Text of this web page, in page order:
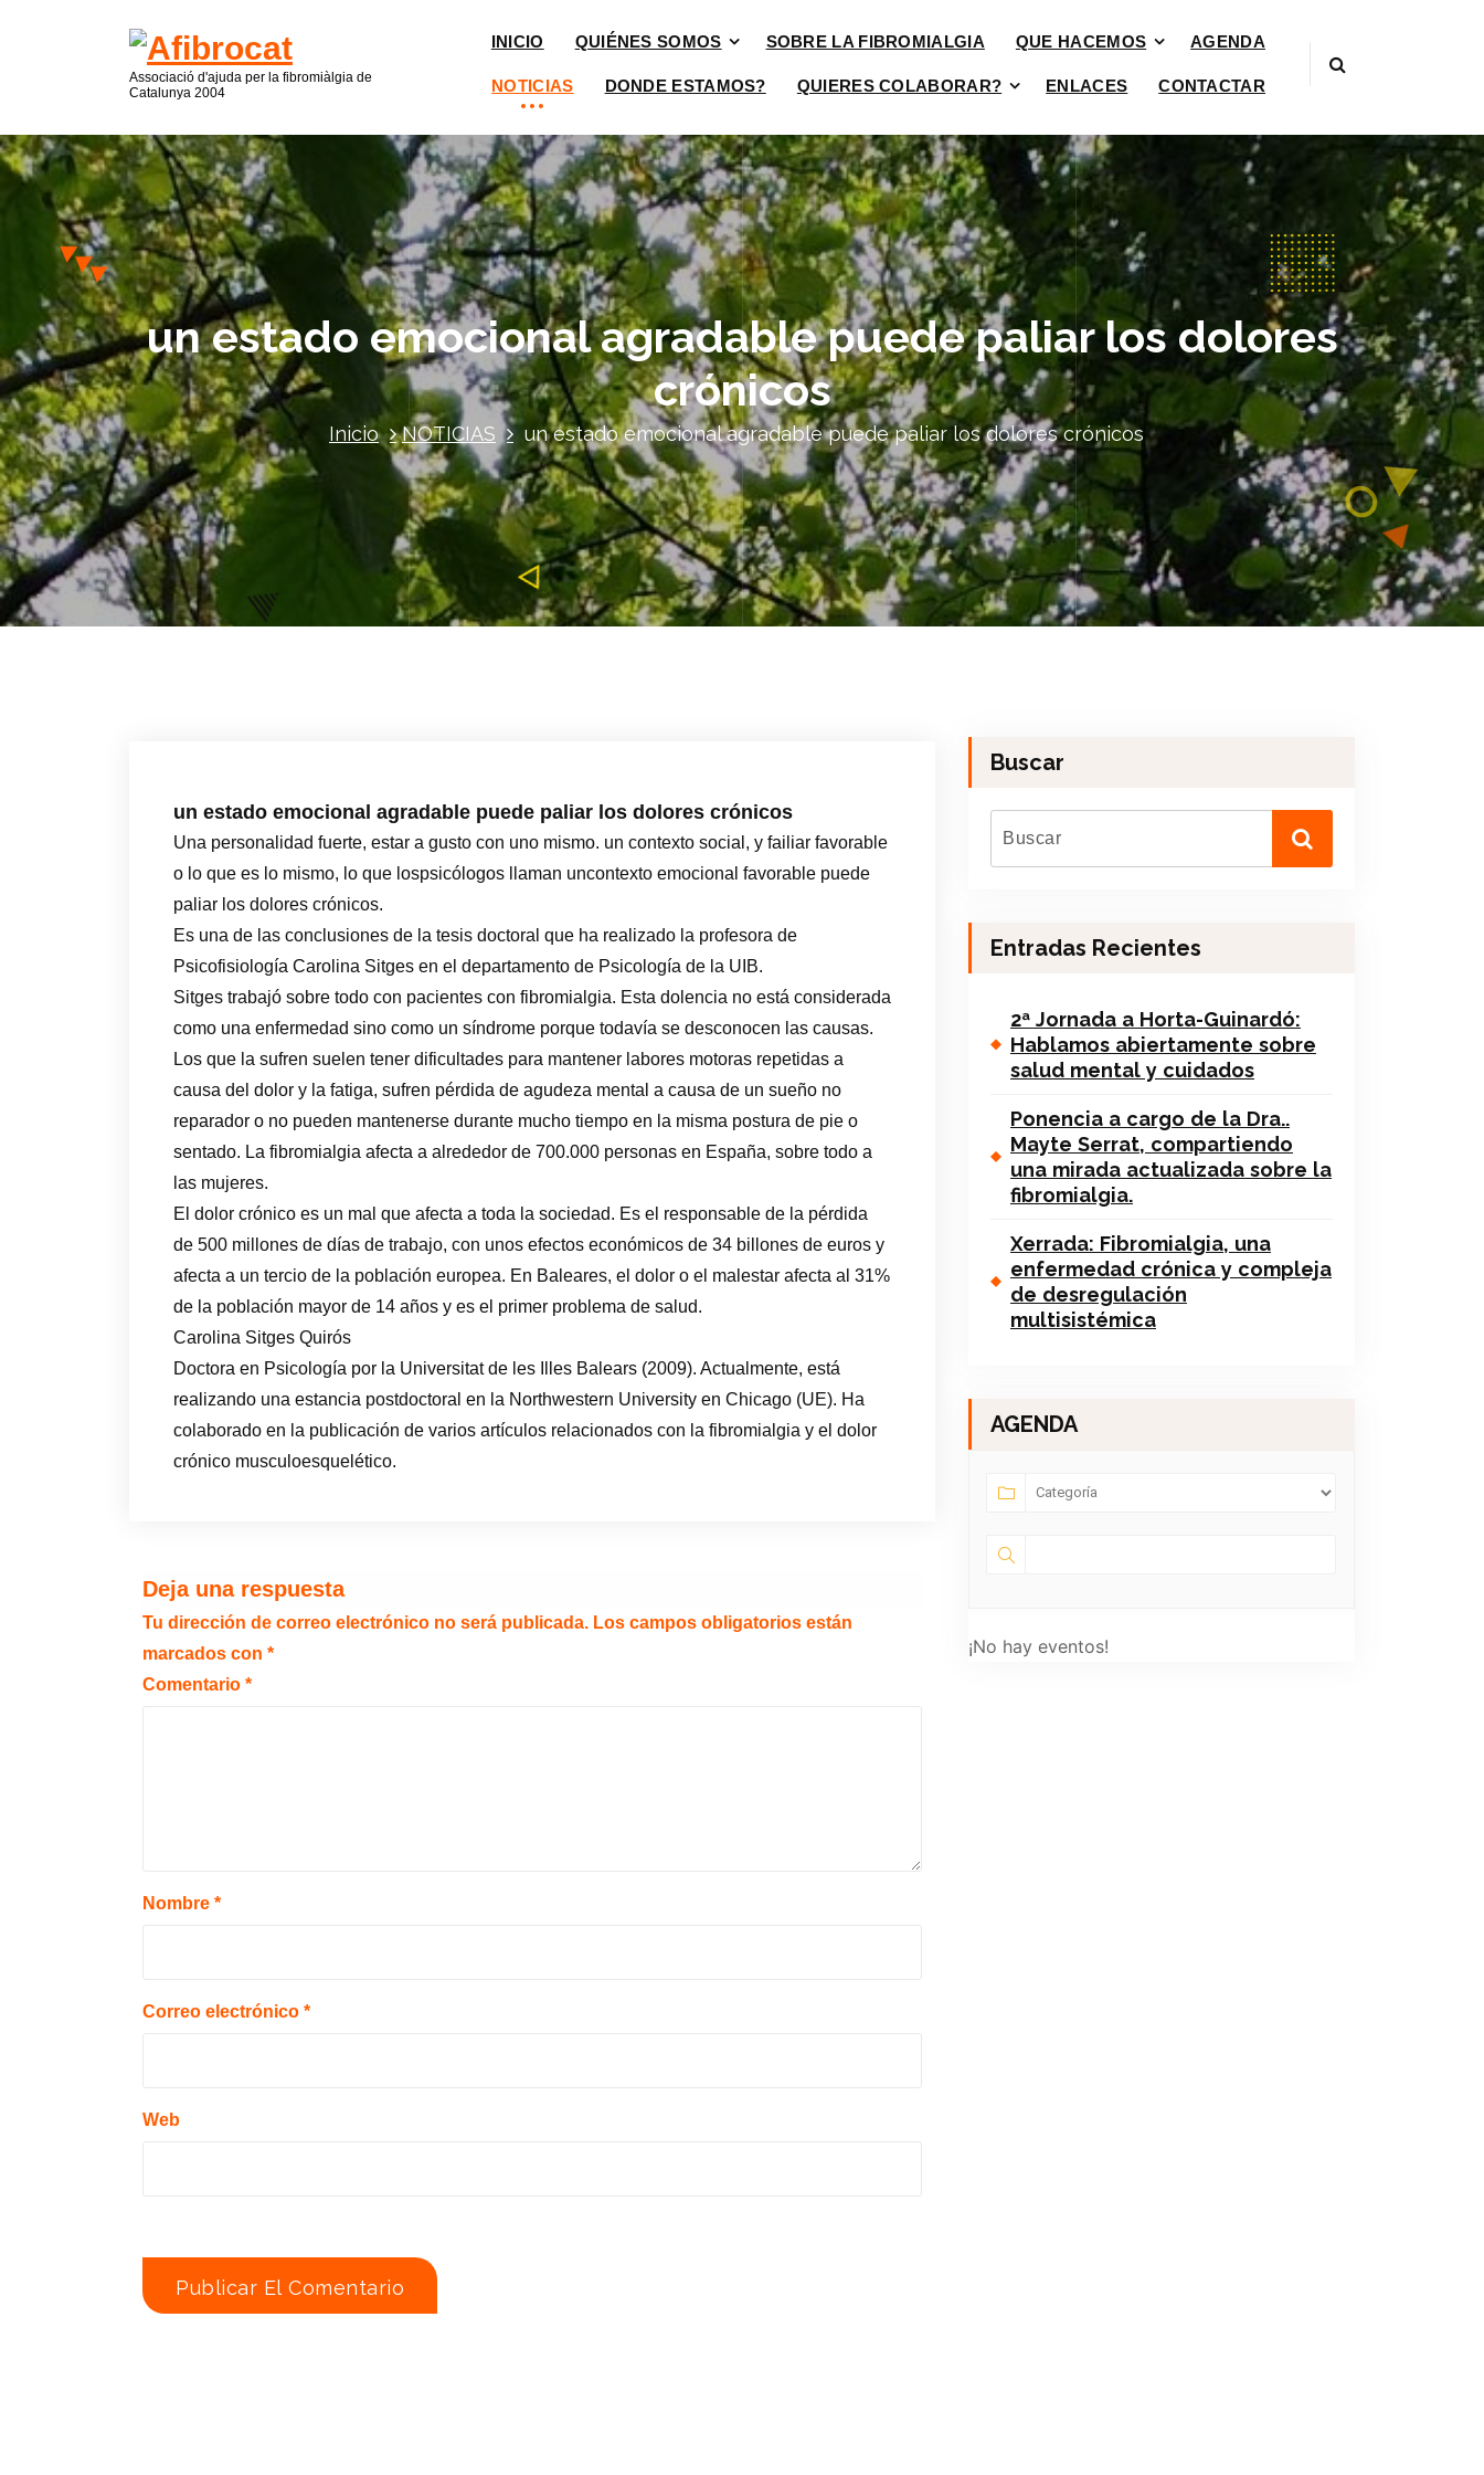
Associació d'ajuda per la fibromiàlgia de
Catalunya 2004
INICIO QUIÉNES SOMOS SOBRE LA FIBROMIALGIA QUE HACEMOS AGENDA
NOTICIAS DONDE ESTAMOS? QUIERES COLABORAR? ENLACES CONTACTAR
un estado emocional agradable puede paliar los dolores
crónicos
Inicio NOTICIAS un estado emocional agradable puede paliar los dolores crónicos
un estado emocional agradable puede paliar los dolores crónicos
Una personalidad fuerte, estar a gusto con uno mismo. un contexto social, y failiar favorable
o lo que es lo mismo, lo que lospsicólogos llaman uncontexto emocional favorable puede
paliar los dolores crónicos.
Es una de las conclusiones de la tesis doctoral que ha realizado la profesora de
Psicofisiología Carolina Sitges en el departamento de Psicología de la UIB.
Sitges trabajó sobre todo con pacientes con fibromialgia. Esta dolencia no está considerada
como una enfermedad sino como un síndrome porque todavía se desconocen las causas.
Los que la sufren suelen tener dificultades para mantener labores motoras repetidas a
causa del dolor y la fatiga, sufren pérdida de agudeza mental a causa de un sueño no
reparador o no pueden mantenerse durante mucho tiempo en la misma postura de pie o
sentado. La fibromialgia afecta a alrededor de 700.000 personas en España, sobre todo a
las mujeres.
El dolor crónico es un mal que afecta a toda la sociedad. Es el responsable de la pérdida
de 500 millones de días de trabajo, con unos efectos económicos de 34 billones de euros y
afecta a un tercio de la población europea. En Baleares, el dolor o el malestar afecta al 31%
de la población mayor de 14 años y es el primer problema de salud.
Carolina Sitges Quirós
Doctora en Psicología por la Universitat de les Illes Balears (2009). Actualmente, está
realizando una estancia postdoctoral en la Northwestern University en Chicago (UE). Ha
colaborado en la publicación de varios artículos relacionados con la fibromialgia y el dolor
crónico musculoesquelético.
Deja una respuesta
Tu dirección de correo electrónico no será publicada. Los campos obligatorios están
marcados con *
Comentario *
Nombre *
Correo electrónico *
Web
Buscar
Entradas Recientes
2ª Jornada a Horta-Guinardó:
Hablamos abiertamente sobre
salud mental y cuidados
Ponencia a cargo de la Dra..
Mayte Serrat, compartiendo
una mirada actualizada sobre la
fibromialgia.
Xerrada: Fibromialgia, una
enfermedad crónica y compleja
de desregulación
multisistémica
AGENDA
¡No hay eventos!